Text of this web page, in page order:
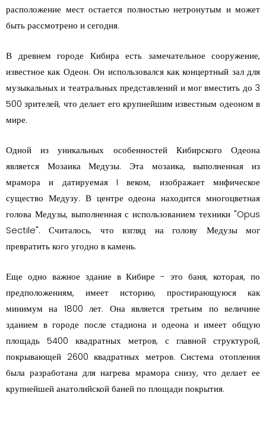
расположение мест остается полностью нетронутым и может
быть рассмотрено и сегодня.
В древнем городе Кибира есть замечательное сооружение,
известное как Одеон. Он использовался как концертный зал для
музыкальных и театральных представлений и мог вместить до 3
500 зрителей, что делает его крупнейшим известным одеоном в
мире.
Одной из уникальных особенностей Кибирского Одеона
является Мозаика Медузы. Эта мозаика, выполненная из
мрамора и датируемая I веком, изображает мифическое
существо Медузу. В центре одеона находится многоцветная
голова Медузы, выполненная с использованием техники "Opus
Sectile". Считалось, что взгляд на голову Медузы мог
превратить кого угодно в камень.
Еще одно важное здание в Кибире - это баня, которая, по
предположениям, имеет историю, простирающуюся как
минимум на 1800 лет. Она является третьим по величине
зданием в городе после стадиона и одеона и имеет общую
площадь 5400 квадратных метров, с главной структурой,
покрывающей 2600 квадратных метров. Система отопления
была разработана для нагрева мрамора снизу, что делает ее
крупнейшей анатолийской баней по площади покрытия.